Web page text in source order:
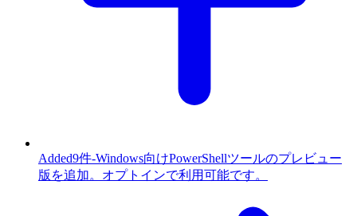
Added9件-Windows向けPowerShellツールのプレビュー
版を追加。オプトインで利用可能です。